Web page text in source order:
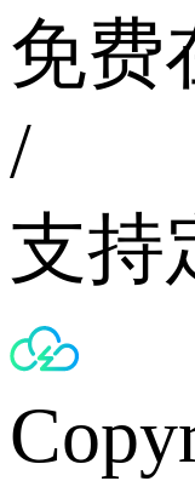
免费
/
支持